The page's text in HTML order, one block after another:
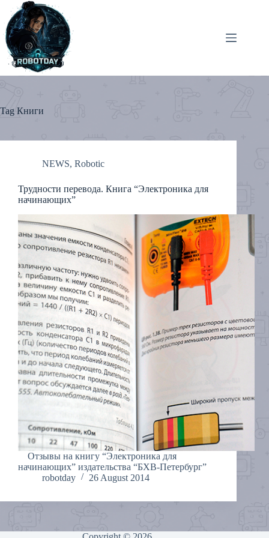
content
Tag Книги
NEWS, Robotic
Трудности перевода. Книга “Электроника для
начинающих”
Отзывы на книгу “Электроника для
начинающих” издательства “БХВ-Петербург”
robotday
26 August 2014